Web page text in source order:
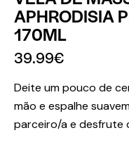
APHRODISIA
170ML
39.99€
Deite um pouco de
mão e espalhe
parceiro/a e desfrute